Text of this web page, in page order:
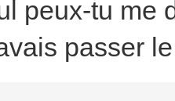
peux-tu me
passer